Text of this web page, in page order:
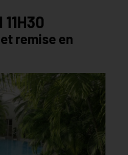
11H30
remise en